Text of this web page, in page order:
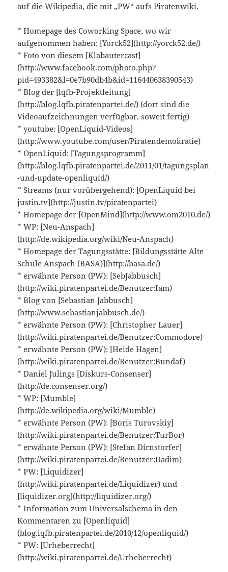
auf die Wikipedia, die mit „PW“ aufs Piratenwiki.
* Homepage des Coworking Space, wo wir
aufgenommen haben: [Yorck52](http://yorck52.de/)
* Foto von diesem [Klabautercast]
(http://www.facebook.com/photo.php?
pid=493382&l=0e7b90db4b&id=116440638390543)
* Blog der [lqfb-Projektleitung]
(http://blog.lqfb.piratenpartei.de/) (dort sind die
Videoaufzeichnungen verfügbar, soweit fertig)
* youtube: [OpenLiquid-Videos]
(http://www.youtube.com/user/Piratendemokratie)
* OpenLiquid: [Tagungsprogramm]
(http://blog.lqfb.piratenpartei.de/2011/01/tagungsplan
-und-update-openliquid/)
* Streams (nur vorübergehend): [OpenLiquid bei
justin.tv](http://justin.tv/piratenpartei)
* Homepage der [OpenMind](http://www.om2010.de/)
* WP: [Neu-Anspach]
(http://de.wikipedia.org/wiki/Neu-Anspach)
* Homepage der Tagungsstätte: [Bildungsstätte Alte
Schule Anspach (BASA)](http://basa.de/)
* erwähnte Person (PW): [SebJabbusch]
(http://wiki.piratenpartei.de/Benutzer:Iam)
* Blog von [Sebastian Jabbusch]
(http://www.sebastianjabbusch.de/)
* erwähnte Person (PW): [Christopher Lauer]
(http://wiki.piratenpartei.de/Benutzer:Commodore)
* erwähnte Person (PW): [Heide Hagen]
(http://wiki.piratenpartei.de/Benutzer:Bundaf)
* Daniel Julings [Diskurs-Consenser]
(http://de.consenser.org/)
* WP: [Mumble]
(http://de.wikipedia.org/wiki/Mumble)
* erwähnte Person (PW): [Boris Turovskiy]
(http://wiki.piratenpartei.de/Benutzer:TurBor)
* erwähnte Person (PW): [Stefan Dirnstorfer]
(http://wiki.piratenpartei.de/Benutzer:Dadim)
* PW: [Liquidizer]
(http://wiki.piratenpartei.de/Liquidizer) und
[liquidizer.org](http://liquidizer.org/)
* Information zum Universalschema in den
Kommentaren zu [Openliquid]
(blog.lqfb.piratenpartei.de/2010/12/openliquid/)
* PW: [Urheberrecht]
(http://wiki.piratenpartei.de/Urheberrecht)